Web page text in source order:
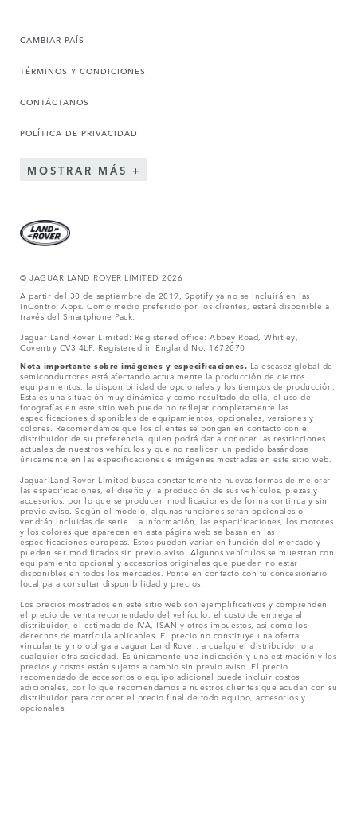
CAMBIAR PAÍS
TÉRMINOS Y CONDICIONES
CONTÁCTANOS
POLÍTICA DE PRIVACIDAD
MOSTRAR MÁS
© JAGUAR LAND ROVER LIMITED 2026
A partir del 30 de septiembre de 2019, Spotify ya no se incluirá en las
InControl Apps. Como medio preferido por los clientes, estará disponible a
través del Smartphone Pack.
Jaguar Land Rover Limited: Registered office: Abbey Road, Whitley,
Coventry CV3 4LF. Registered in England No: 1672070
Nota importante sobre imágenes y especificaciones. La escasez global de
semiconductores está afectando actualmente la producción de ciertos
equipamientos, la disponibilidad de opcionales y los tiempos de producción.
Esta es una situación muy dinámica y como resultado de ella, el uso de
fotografías en este sitio web puede no reflejar completamente las
especificaciones disponibles de equipamientos, opcionales, versiones y
colores. Recomendamos que los clientes se pongan en contacto con el
distribuidor de su preferencia, quien podrá dar a conocer las restricciones
actuales de nuestros vehículos y que no realicen un pedido basándose
únicamente en las especificaciones e imágenes mostradas en este sitio web.
Jaguar Land Rover Limited busca constantemente nuevas formas de mejorar
las especificaciones, el diseño y la producción de sus vehículos, piezas y
accesorios, por lo que se producen modificaciones de forma continua y sin
previo aviso. Según el modelo, algunas funciones serán opcionales o
vendrán incluidas de serie. La información, las especificaciones, los motores
y los colores que aparecen en esta página web se basan en las
especificaciones europeas. Estos pueden variar en función del mercado y
pueden ser modificados sin previo aviso. Algunos vehículos se muestran con
equipamiento opcional y accesorios originales que pueden no estar
disponibles en todos los mercados. Ponte en contacto con tu concesionario
local para consultar disponibilidad y precios.
Los precios mostrados en este sitio web son ejemplificativos y comprenden
el precio de venta recomendado del vehículo, el costo de entrega al
distribuidor, el estimado de IVA, ISAN y otros impuestos, así como los
derechos de matrícula aplicables. El precio no constituye una oferta
vinculante y no obliga a Jaguar Land Rover, a cualquier distribuidor o a
cualquier otra sociedad. Es únicamente una indicación y una estimación y los
precios y costos están sujetos a cambio sin previo aviso. El precio
recomendado de accesorios o equipo adicional puede incluir costos
adicionales, por lo que recomendamos a nuestros clientes que acudan con su
distribuidor para conocer el precio final de todo equipo, accesorios y
opcionales.